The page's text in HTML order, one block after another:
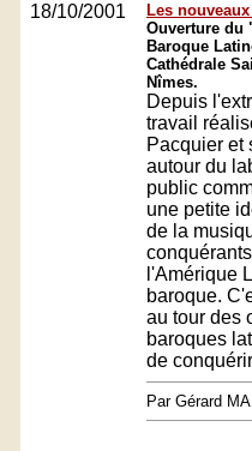
18/10/2001
Les
Ouverture du
Baroque
Cathédrale
Nîmes.
Depuis
travail
Pacquier et
autour du
public
une petite
de la
l'Amérique
baroque.
au tour des
baroques
de
Par Gérard